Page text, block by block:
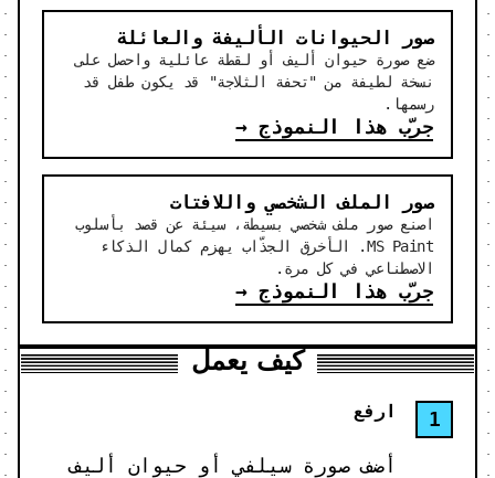
صور الحيوانات الأليفة والعائلة
ضع صورة حيوان أليف أو لقطة عائلية واحصل على
نسخة لطيفة من "تحفة الثلاجة" قد يكون طفل قد
رسمها.
جرّب هذا النموذج→
صور الملف الشخصي واللافتات
اصنع صور ملف شخصي بسيطة، سيئة عن قصد بأسلوب
MS Paint. الأخرق الجذّاب يهزم كمال الذكاء
الاصطناعي في كل مرة.
جرّب هذا النموذج→
كيف يعمل
ارفع
أضف صورة سيلفي أو حيوان أليف